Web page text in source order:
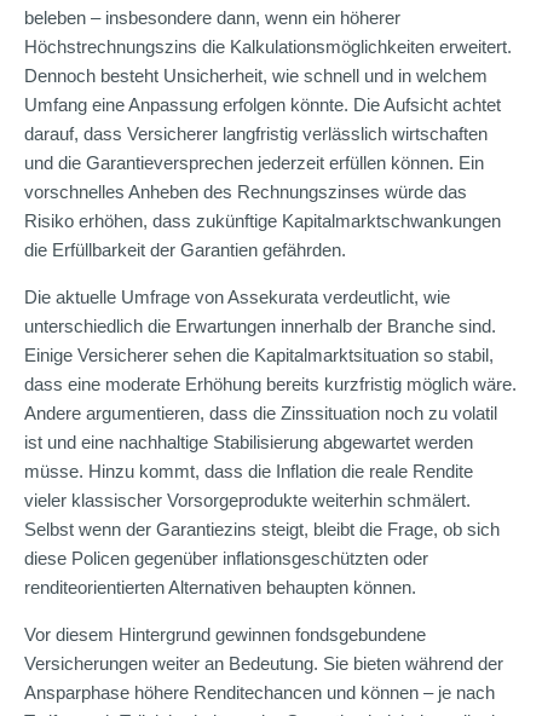
beleben – insbesondere dann, wenn ein höherer
Höchstrechnungszins die Kalkulationsmöglichkeiten erweitert.
Dennoch besteht Unsicherheit, wie schnell und in welchem
Umfang eine Anpassung erfolgen könnte. Die Aufsicht achtet
darauf, dass Versicherer langfristig verlässlich wirtschaften
und die Garantieversprechen jederzeit erfüllen können. Ein
vorschnelles Anheben des Rechnungszinses würde das
Risiko erhöhen, dass zukünftige Kapitalmarktschwankungen
die Erfüllbarkeit der Garantien gefährden.
Die aktuelle Umfrage von Assekurata verdeutlicht, wie
unterschiedlich die Erwartungen innerhalb der Branche sind.
Einige Versicherer sehen die Kapitalmarktsituation so stabil,
dass eine moderate Erhöhung bereits kurzfristig möglich wäre.
Andere argumentieren, dass die Zinssituation noch zu volatil
ist und eine nachhaltige Stabilisierung abgewartet werden
müsse. Hinzu kommt, dass die Inflation die reale Rendite
vieler klassischer Vorsorgeprodukte weiterhin schmälert.
Selbst wenn der Garantiezins steigt, bleibt die Frage, ob sich
diese Policen gegenüber inflationsgeschützten oder
renditeorientierten Alternativen behaupten können.
Vor diesem Hintergrund gewinnen fondsgebundene
Versicherungen weiter an Bedeutung. Sie bieten während der
Ansparphase höhere Renditechancen und können – je nach